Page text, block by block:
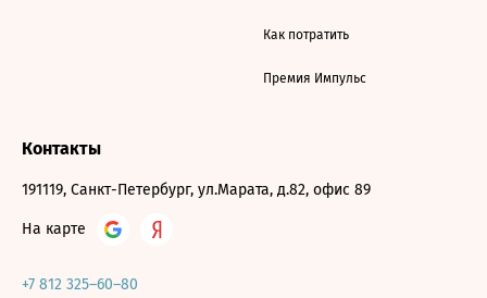
Как потратить
Премия Импульс
Контакты
191119, Санкт-Петербург, ул.Марата, д.82, офис 89
На карте
+7 812 325–60–80